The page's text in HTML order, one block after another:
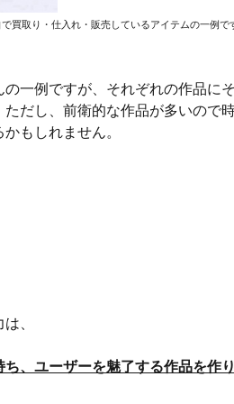
買取り・仕入れ・販売しているアイテムの一例で
の一例ですが、それぞれの作品に
だし、前衛的な作品が多いので
かもしれません。
、
、ユーザーを魅了する作品を作